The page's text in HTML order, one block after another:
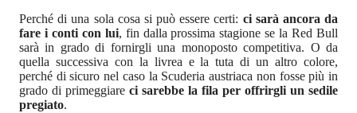
Perché di una sola cosa si può essere certi: ci sarà ancora da
fare i conti con lui, fin dalla prossima stagione se la Red Bull
sarà in grado di fornirgli una monoposto competitiva. O da
quella successiva con la livrea e la tuta di un altro colore,
perché di sicuro nel caso la Scuderia austriaca non fosse più in
grado di primeggiare ci sarebbe la fila per offrirgli un sedile
pregiato.